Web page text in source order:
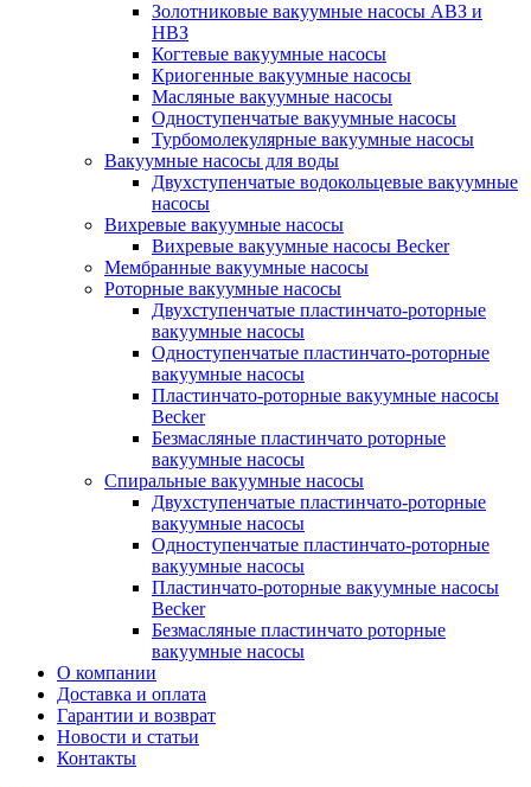
Золотниковые вакуумные насосы АВЗ и
НВЗ
Когтевые вакуумные насосы
Криогенные вакуумные насосы
Масляные вакуумные насосы
Одноступенчатые вакуумные насосы
Турбомолекулярные вакуумные насосы
Вакуумные насосы для воды
Двухступенчатые водокольцевые вакуумные
насосы
Вихревые вакуумные насосы
Вихревые вакуумные насосы Becker
Мембранные вакуумные насосы
Роторные вакуумные насосы
Двухступенчатые пластинчато-роторные
вакуумные насосы
Одноступенчатые пластинчато-роторные
вакуумные насосы
Пластинчато-роторные вакуумные насосы
Becker
Безмасляные пластинчато роторные
вакуумные насосы
Спиральные вакуумные насосы
Двухступенчатые пластинчато-роторные
вакуумные насосы
Одноступенчатые пластинчато-роторные
вакуумные насосы
Пластинчато-роторные вакуумные насосы
Becker
Безмасляные пластинчато роторные
вакуумные насосы
О компании
Доставка и оплата
Гарантии и возврат
Новости и статьи
Контакты